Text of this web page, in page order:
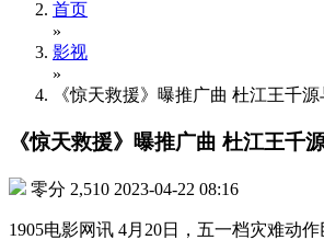
首页
»
影视
»
《惊天救援》曝推广曲 杜江王千
《惊天救援》曝推广曲 杜江王千
零分 2,510 2023-04-22 08:16
1905电影网讯 4月20日，五一档灾难动